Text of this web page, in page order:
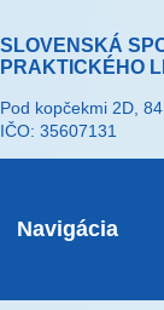
SLOVENSKÁ
PRAKTICKÉHO
Pod kopčekmi 2D,
IČO: 35607131
Navigácia